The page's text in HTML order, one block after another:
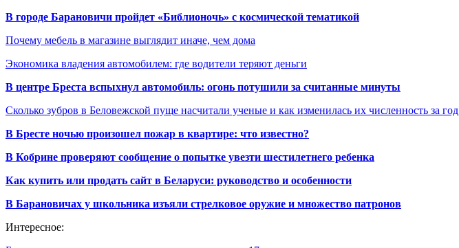
В городе Барановичи пройдет «Библионочь» с космической тематикой
Почему мебель в магазине выглядит иначе, чем дома
Экономика владения автомобилем: где водители теряют деньги
В центре Бреста вспыхнул автомобиль: огонь потушили за считанные минуты
Сколько зубров в Беловежской пуще насчитали ученые и как изменилась их численность за год
В Бресте ночью произошел пожар в квартире: что известно?
В Кобрине проверяют сообщение о попытке увезти шестилетнего ребенка
Как купить или продать сайт в Беларуси: руководство и особенности
В Барановичах у школьника изъяли стрелковое оружие и множество патронов
Интересное: